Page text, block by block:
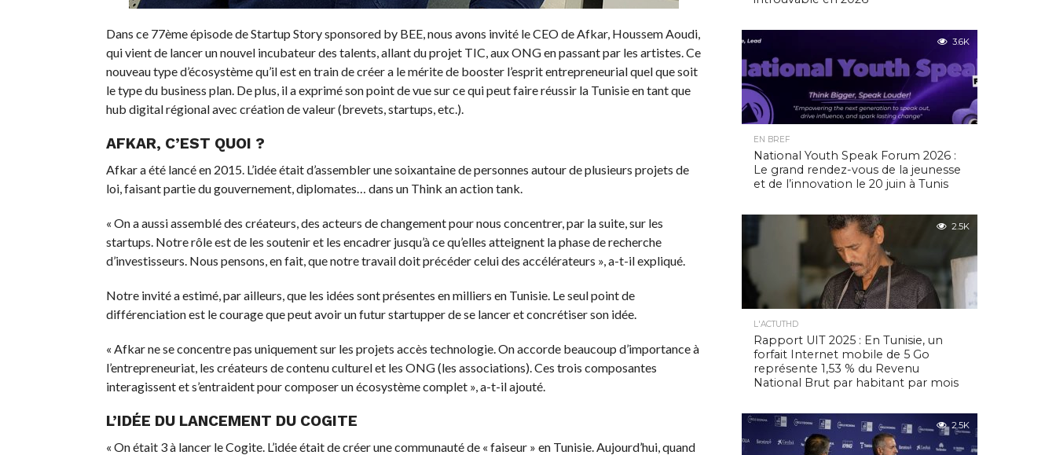
Dans ce 77ème épisode de Startup Story sponsored by BEE, nous avons invité le CEO de Afkar, Houssem Aoudi,
qui vient de lancer un nouvel incubateur des talents, allant du projet TIC, aux ONG en passant par les artistes. Ce
nouveau type d’écosystème qu’il est en train de créer a le mérite de booster l’esprit entrepreneurial quel que soit
le type du business plan. De plus, il a exprimé son point de vue sur ce qui peut faire réussir la Tunisie en tant que
hub digital régional avec création de valeur (brevets, startups, etc.).
AFKAR, C’EST QUOI ?
Afkar a été lancé en 2015. L’idée était d’assembler une soixantaine de personnes autour de plusieurs projets de
loi, faisant partie du gouvernement, diplomates… dans un Think an action tank.
« On a aussi assemblé des créateurs, des acteurs de changement pour nous concentrer, par la suite, sur les
startups. Notre rôle est de les soutenir et les encadrer jusqu’à ce qu’elles atteignent la phase de recherche
d’investisseurs. Nous pensons, en fait, que notre travail doit précéder celui des accélérateurs », a-t-il expliqué.
Notre invité a estimé, par ailleurs, que les idées sont présentes en milliers en Tunisie. Le seul point de
différenciation est le courage que peut avoir un futur startupper de se lancer et concrétiser son idée.
« Afkar ne se concentre pas uniquement sur les projets accès technologie. On accorde beaucoup d’importance à
l’entrepreneuriat, les créateurs de contenu culturel et les ONG (les associations). Ces trois composantes
interagissent et s’entraident pour composer un écosystème complet », a-t-il ajouté.
L’IDÉE DU LANCEMENT DU COGITE
« On était 3 à lancer le Cogite. L’idée était de créer une communauté de « faiseur » en Tunisie. Aujourd’hui, quand
3.6K
EN BREF
National Youth Speak Forum 2026 :
Le grand rendez-vous de la jeunesse
et de l’innovation le 20 juin à Tunis
2.5K
L'ACTUTHD
Rapport UIT 2025 : En Tunisie, un
forfait Internet mobile de 5 Go
représente 1,53 % du Revenu
National Brut par habitant par mois
2.5K